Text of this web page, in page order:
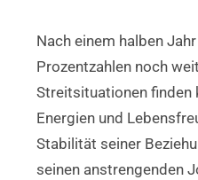
Nach einem halben
Prozentzahlen noch
Streitsituationen finden
Energien und
Stabilität seiner
seinen anstrengenden